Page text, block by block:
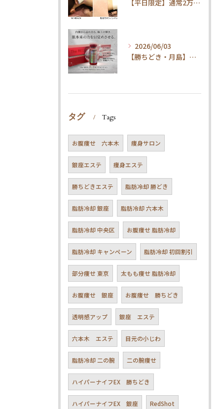
【平日限定】通常2万円→1.5万円！整体×内臓ケアで代謝UP・体質改善コース
2026/06/03
【勝ちどき・月島】腹筋してもお腹が凹まない方へ。脂肪冷却＆最新技術とは
タグ Tags
お腹痩せ 六本木 痩身サロン
銀座エステ 痩身エステ
勝ちどきエステ 脂肪冷却 勝どき
脂肪冷却 銀座 脂肪冷却 六本木
脂肪冷却 中央区 お腹痩せ 脂肪冷却
脂肪冷却 キャンペーン 脂肪冷却 初回割引
部分痩せ 東京 太もも痩せ 脂肪冷却
お腹痩せ 銀座 お腹痩せ 勝ちどき
透明感アップ 銀座 エステ
六本木 エステ 目元の小じわ
脂肪冷却 二の腕 二の腕痩せ
ハイパーナイフEX 勝ちどき
ハイパーナイフEX 銀座 RedShot